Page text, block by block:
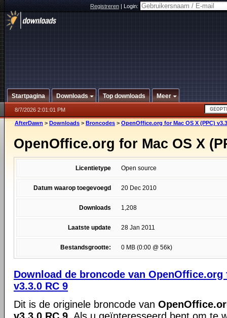
Registreren|Login:
Startpagina Downloads Top downloads Meer
8/7/2026 2:01:01 PM
AfterDawn > Downloads > Broncodes > OpenOffice.org for Mac OS X (PPC)
OpenOffice.org for Mac OS X
Licentietype Open source
Datum waarop toegevoegd 20 Dec 2010
Downloads 1,208
Laatste update 28 Jan 2011
Bestandsgrootte: 0 MB (0:00 @ 56k)
Download de broncode van OpenOffice.org
v3.3.0 RC 9
Dit is de originele broncode van